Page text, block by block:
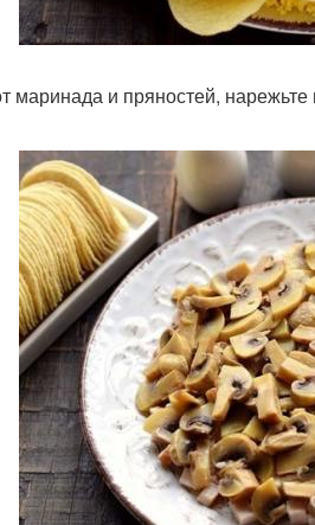
маринада и пряностей,